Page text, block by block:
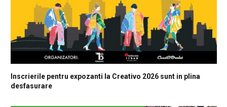
Inscrierile pentru expozanti la Creativo 2026 sunt in plina
desfasurare